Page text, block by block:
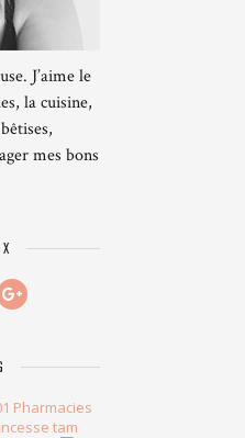
J’aime le
la cuisine,
mes bons
Pharmacies
tam